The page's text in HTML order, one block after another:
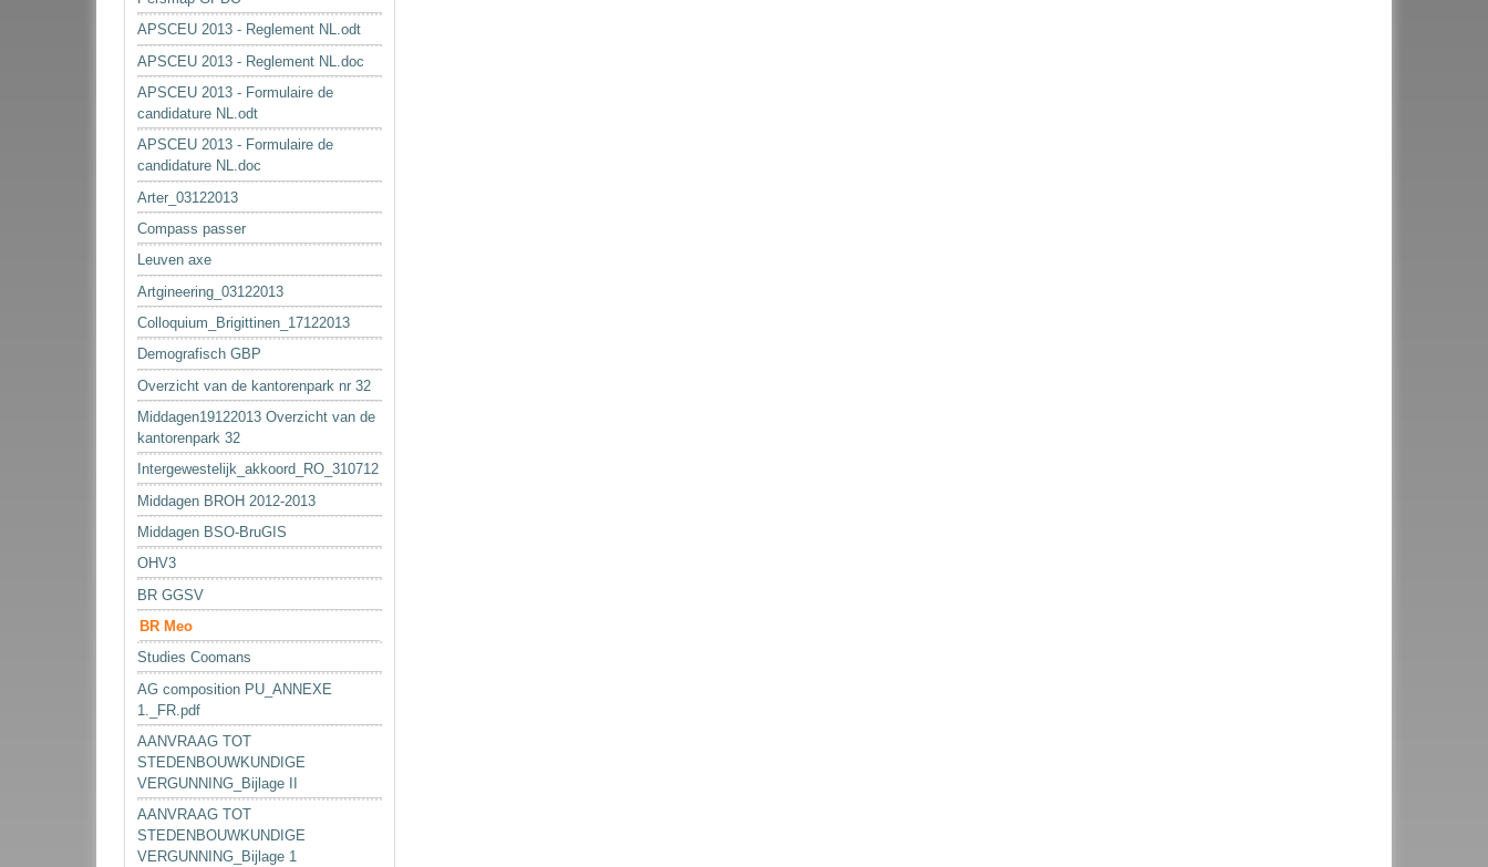
APSCEU 2013 - Reglement NL.odt
APSCEU 2013 - Reglement NL.doc
APSCEU 2013 - Formulaire de
candidature NL.odt
APSCEU 2013 - Formulaire de
candidature NL.doc
Arter_03122013
Compass passer
Leuven axe
Artgineering_03122013
Colloquium_Brigittinen_17122013
Demografisch GBP
Overzicht van de kantorenpark nr 32
Middagen19122013 Overzicht van de
kantorenpark 32
Intergewestelijk_akkoord_RO_310712
Middagen BROH 2012-2013
Middagen BSO-BruGIS
OHV3
BR GGSV
BR Meo
Studies Coomans
AG composition PU_ANNEXE
1._FR.pdf
AANVRAAG TOT
STEDENBOUWKUNDIGE
VERGUNNING_Bijlage II
AANVRAAG TOT
STEDENBOUWKUNDIGE
VERGUNNING_Bijlage 1